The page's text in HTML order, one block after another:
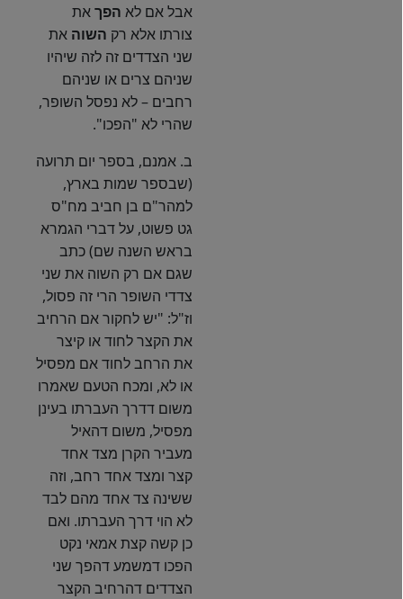
אבל אם לא הפךאת
צורתו אלא רק השוה את
שני הצדדים זה לזה שיהיו
שניהם צרים או שניהם
רחבים – לא נפסל השופר,
שהרי לא "הפכו".
ב. אמנם, בספר יום תרועה
(שבספר שמות בארץ,
למהר"ם בן חביב מח"ס
גט פשוט, על דברי הגמרא
בראש השנה שם) כתב
שגם אם רק השוה את שני
צדדי השופר הרי זה פסול,
וז"ל: "יש לחקור אם הרחיב
את הקצר לחוד או קיצר
את הרחב לחוד אם מפסיל
או לא, ומכח הטעם שאמרו
משום דדרך העברתו בעינן
מפסיל, משום דהאיל
מעביר הקרן מצד אחד
קצר ומצד אחד רחב, וזה
ששינה צד אחד מהם לבד
לא הוי דרך העברתו. ואם
כן קשה קצת אמאי נקט
הפכו דמשמע דהפך שני
הצדדים דהרחיב הקצר